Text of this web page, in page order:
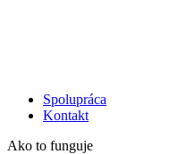
Spolupráca
Kontakt
Ako to funguje